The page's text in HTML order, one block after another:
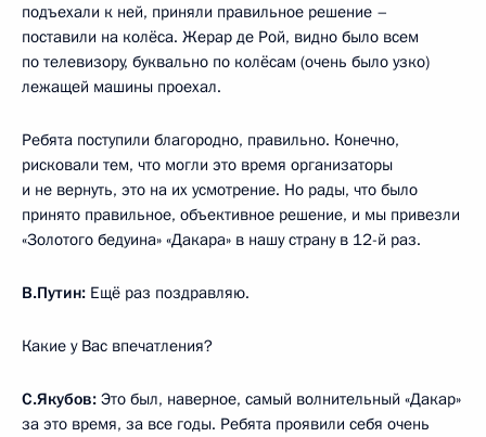
подъехали к ней, приняли правильное решение –
поставили на колёса. Жерар де Рой, видно было всем
по телевизору, буквально по колёсам (очень было узко)
лежащей машины проехал.
Ребята поступили благородно, правильно. Конечно,
рисковали тем, что могли это время организаторы
и не вернуть, это на их усмотрение. Но рады, что было
принято правильное, объективное решение, и мы привезли
«Золотого бедуина» «Дакара» в нашу страну в 12-й раз.
В.Путин: Ещё раз поздравляю.
Какие у Вас впечатления?
С.Якубов: Это был, наверное, самый волнительный «Дакар»
за это время, за все годы. Ребята проявили себя очень